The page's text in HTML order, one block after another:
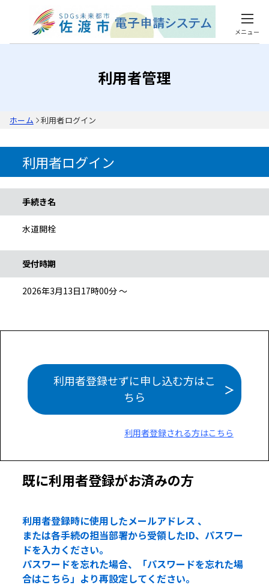
メニュー
利用者管理
ホーム 利用者ログイン
利用者ログイン
手続き名
水道開栓
受付時期
2026年3月13日17時00分 ～
利用者登録せずに申し込む方はこ
ちら
利用者登録される方はこちら
既に利用者登録がお済みの方
利用者登録時に使用したメールアドレス 、
または各手続の担当部署から受領したID、パスワー
ドを入力ください。
パスワードを忘れた場合、「パスワードを忘れた場
合はこちら」より再設定してください。